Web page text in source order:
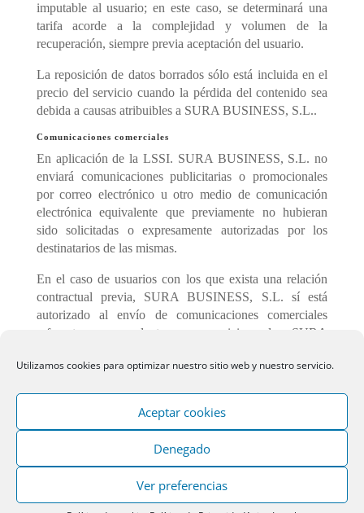
Utilizamos cookies para optimizar nuestro sitio web y nuestro servicio.
Aceptar cookies
Denegado
Ver preferencias
imputable al usuario; en este caso, se determinará una
tarifa acorde a la complejidad y volumen de la
recuperación, siempre previa aceptación del usuario.
La reposición de datos borrados sólo está incluida en el
precio del servicio cuando la pérdida del contenido sea
debida a causas atribuibles a SURA BUSINESS, S.L..
Comunicaciones comerciales
En aplicación de la LSSI. SURA BUSINESS, S.L. no
enviará comunicaciones publicitarias o promocionales
por correo electrónico u otro medio de comunicación
electrónica equivalente que previamente no hubieran
sido solicitadas o expresamente autorizadas por los
destinatarios de las mismas.
En el caso de usuarios con los que exista una relación
contractual previa, SURA BUSINESS, S.L. sí está
autorizado al envío de comunicaciones comerciales
referentes a productos o servicios de SURA
inicialmente fueron objeto de contratación con el cliente.
podrá solicitar que no se le haga llegar más información
comercial a través de los canales de Atención al Cliente.
Aviso Legal Política de Privacidad
Política de cookies (UE)